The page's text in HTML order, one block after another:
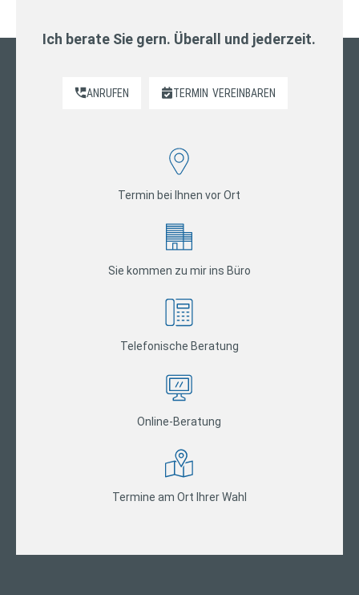
Ich berate Sie gern. Überall und jederzeit.
ANRUFEN TERMIN VEREINBAREN
Termin bei Ihnen vor Ort
Sie kommen zu mir ins Büro
Telefonische Beratung
Online-Beratung
Termine am Ort Ihrer Wahl